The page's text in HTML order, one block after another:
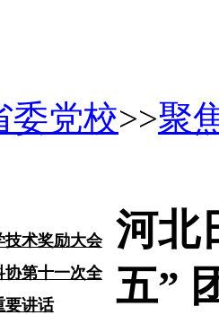
委党校>>聚
技术奖励大会
协第十一次全
要讲话
河北
五”